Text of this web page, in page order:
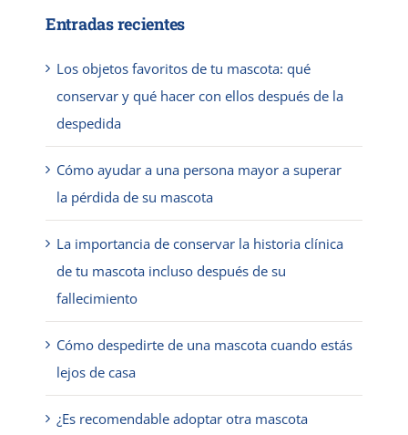
Entradas recientes
Los objetos favoritos de tu mascota: qué
conservar y qué hacer con ellos después de la
despedida
Cómo ayudar a una persona mayor a superar
la pérdida de su mascota
La importancia de conservar la historia clínica
de tu mascota incluso después de su
fallecimiento
Cómo despedirte de una mascota cuando estás
lejos de casa
¿Es recomendable adoptar otra mascota